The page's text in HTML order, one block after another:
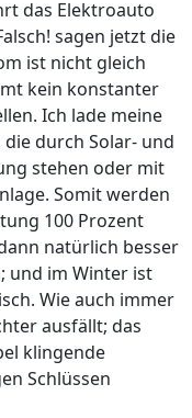
das Elektroauto
sagen jetzt die
ist nicht gleich
kein konstanter
Ich lade meine
durch Solar- und
stehen oder mit
Somit werden
100 Prozent
natürlich besser
und im Winter ist
Wie auch immer
ausfällt; das
klingende
Schlüssen